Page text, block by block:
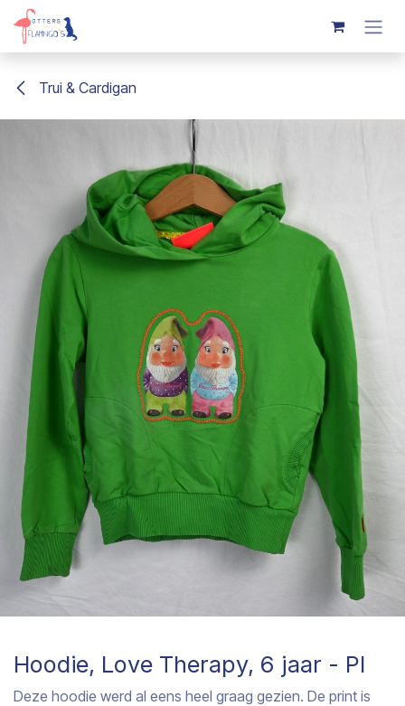
Overslaan naar inhoud
Trui & Cardigan
Hoodie, Love Therapy, 6 jaar - PI
Deze hoodie werd al eens heel graag gezien. De print is